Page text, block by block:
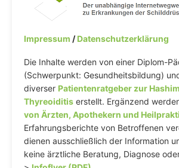
Impressum /Datenschutzerklärung
Die Inhalte werden von einer Diplom-
(Schwerpunkt: Gesundheitsbildung)
diverser Patientenratgeber zur
Thyreoiditis erstellt. Ergänzend
von Ärzten, Apothekern und
Erfahrungsberichte von Betroffenen
dienen ausschließlich der Information
keine ärztliche Beratung, Diagnose